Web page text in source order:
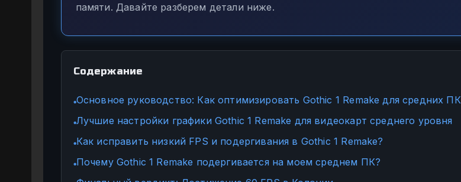
памяти. Давайте разберем детали ниже.
Содержание
●Основное руководство: Как оптимизировать Gothic 1 Remake для средних ПК
●Лучшие настройки графики Gothic 1 Remake для видеокарт среднего уровня
●Как исправить низкий FPS и подергивания в Gothic 1 Remake?
●Почему Gothic 1 Remake подергивается на моем среднем ПК?